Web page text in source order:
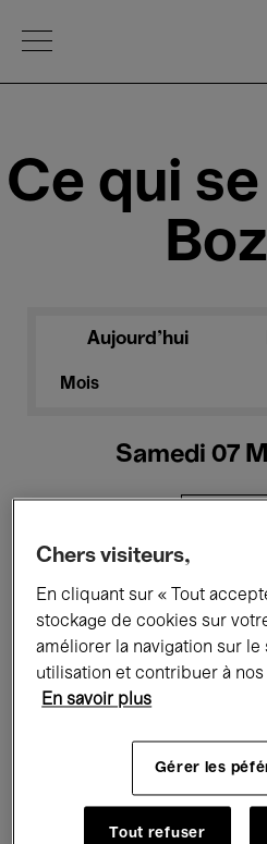
Open Menu
Ce qui
Aujourd'hui
Mois
Samedi 07
Tous les événements
Expositions
Rencontres & Débats
Musique classique
Chers visiteurs,
En cliquant sur « Tout
stockage de cookies sur
améliorer la navigation sur le
utilisation et contribuer à
En savoir plus
Gérer les
Tout refuser